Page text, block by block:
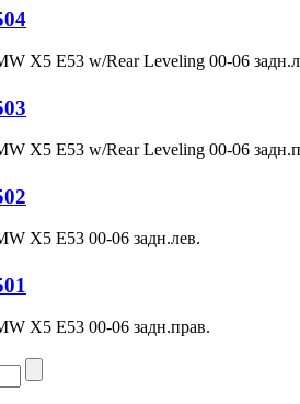
X5 E53 w/Rear Leveling 00-06
X5 E53 w/Rear Leveling 00-06
X5 E53 00-06 задн.лев.
X5 E53 00-06 задн.прав.